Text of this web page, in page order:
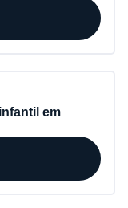
em